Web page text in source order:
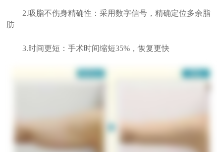
2.吸脂不伤身精确性：采用数字信号，精确定位多余脂
肪
3.时间更短：手术时间缩短35%，恢复更快